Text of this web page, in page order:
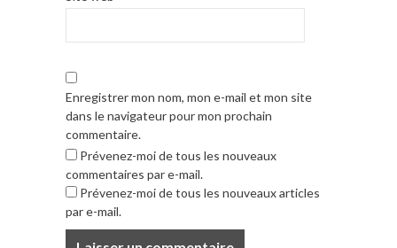
Enregistrer mon nom, mon e-mail et mon site
dans le navigateur pour mon prochain
commentaire.
Prévenez-moi de tous les nouveaux
commentaires par e-mail.
Prévenez-moi de tous les nouveaux articles
par e-mail.